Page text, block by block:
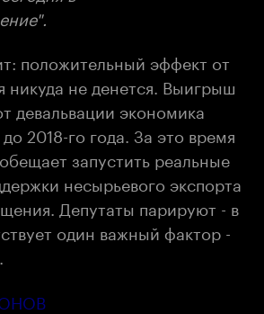
положительный эффект от
никуда не денется. Выигрыш
девальвации экономика
2018-го года. За это время
запустить реальные
несырьевого экспорта
Депутаты парируют - в
один важный фактор -